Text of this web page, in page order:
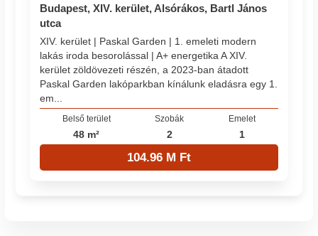
Budapest, XIV. kerület, Alsórákos, Bartl János
utca
XIV. kerület | Paskal Garden | 1. emeleti modern
lakás iroda besorolással | A+ energetika A XIV.
kerület zöldövezeti részén, a 2023-ban átadott
Paskal Garden lakóparkban kínálunk eladásra egy 1.
em...
Belső terület
48 m²
Szobák
2
Emelet
1
104.96 M Ft